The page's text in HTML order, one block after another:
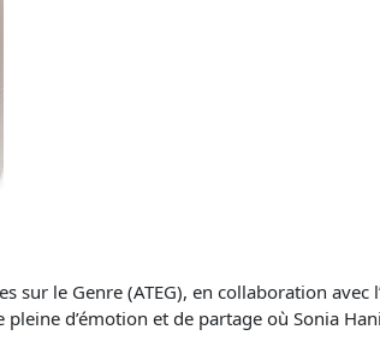
le Genre (ATEG), en collaboration avec
pleine d’émotion et de partage où Sonia